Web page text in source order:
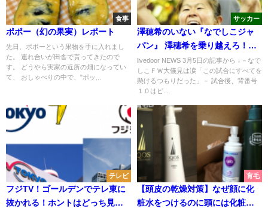
食事
ポポー（幻の果実）レポート
先日、ポポーという果物を手に入れまし
た。 連れ合いが田舎で貰ってきたので
す。 どうやら実家の近所の畑になってい
て、 おしゃべりの中で、"ポッ...
サッカー
澤穂希のいない『なでしこジャ
パン』 澤穂希を乗り越えろ！
《加筆》中国に完敗！
livedoor NEWS 3月5日の記事から ↓－なで
しこＦＷ大儀見は涙「この試合にすべてを
懸けるつもりだった」－ 試合後、背番号
１０はピ...
テレビ
フジTV！ゴールデンでテレ東に
抜かれる！ホントはどっち見
育毛
【頭皮の乾燥対策】なぜ顔に化
粧水をつけるのに頭には化粧水